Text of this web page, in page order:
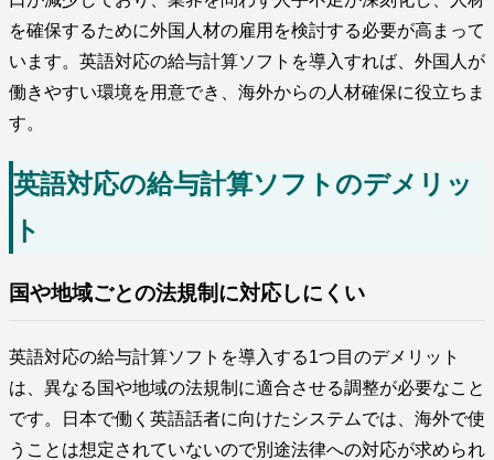
を確保するために外国人材の雇用を検討する必要が高まって
います。英語対応の給与計算ソフトを導入すれば、外国人が
働きやすい環境を用意でき、海外からの人材確保に役立ちま
す。
英語対応の給与計算ソフトのデメリッ
ト
国や地域ごとの法規制に対応しにくい
英語対応の給与計算ソフトを導入する1つ目のデメリット
は、異なる国や地域の法規制に適合させる調整が必要なこと
です。日本で働く英語話者に向けたシステムでは、海外で使
うことは想定されていないので別途法律への対応が求められ